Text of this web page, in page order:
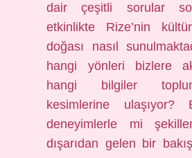
dair çeşitli sorular
etkinlikte Rize’nin
doğası nasıl
hangi yönleri bizlere
hangi bilgiler
kesimlerine ulaşıyor?
deneyimlerle mi
dışarıdan gelen bir